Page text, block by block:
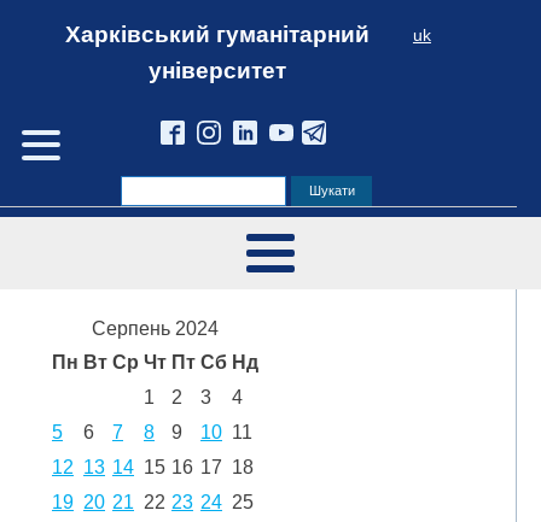
Харківський гуманітарний
університет
uk
Серпень 2024
Пн Вт Ср Чт Пт Сб Нд
1
2 3
4
5
6 7 8 9 10 11
12 13 14 15 16 17 18
19 20 21 22 23 24 25